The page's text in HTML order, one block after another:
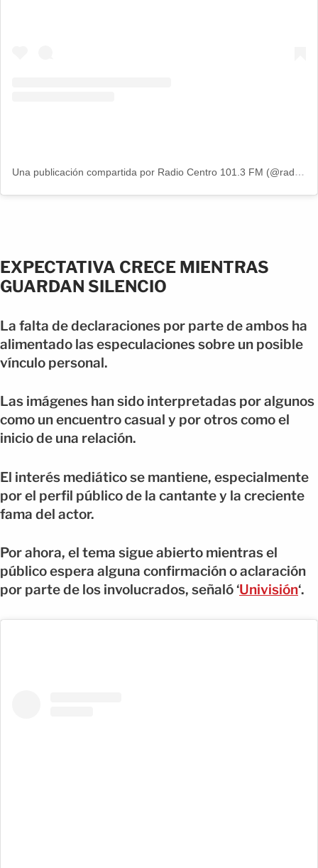
Una publicación compartida por Radio Centro 101.3 FM (@radiocentro.ec)
EXPECTATIVA CRECE MIENTRAS
GUARDAN SILENCIO
La falta de declaraciones por parte de ambos ha
alimentado las especulaciones sobre un posible
vínculo personal.
Las imágenes han sido interpretadas por algunos
como un encuentro casual y por otros como el
inicio de una relación.
El interés mediático se mantiene, especialmente
por el perfil público de la cantante y la creciente
fama del actor.
Por ahora, el tema sigue abierto mientras el
público espera alguna confirmación o aclaración
por parte de los involucrados, señaló ‘Univisión‘.